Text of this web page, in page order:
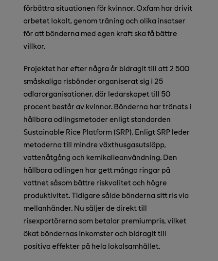
förbättra situationen för kvinnor. Oxfam har drivit
arbetet lokalt, genom träning och olika insatser
för att bönderna med egen kraft ska få bättre
villkor.
Projektet har efter några år bidragit till att 2 500
småskaliga risbönder organiserat sig i 25
odlarorganisationer, där ledarskapet till 50
procent består av kvinnor. Bönderna har tränats i
hållbara odlingsmetoder enligt standarden
Sustainable Rice Platform (SRP). Enligt SRP leder
metoderna till mindre växthusgasutsläpp,
vattenåtgång och kemikalieanvändning. Den
hållbara odlingen har gett många ringar på
vattnet såsom bättre riskvalitet och högre
produktivitet. Tidigare sålde bönderna sitt ris via
mellanhänder. Nu säljer de direkt till
risexportörerna som betalar premiumpris, vilket
ökat böndernas inkomster och bidragit till
positiva effekter på hela lokalsamhället.